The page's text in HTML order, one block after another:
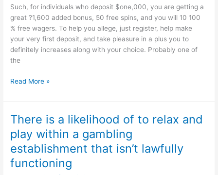
Such, for individuals who deposit $one,000, you are getting a
great ?1,600 added bonus, 50 free spins, and you will 10 100
% free wagers. To help you allege, just register, help make
your very first deposit, and take pleasure in a plus you to
definitely increases along with your choice. Probably one of
the
20
or
maybe
more,
and
you
instantly
these
of
advantages
Read More »
There is a likelihood of to relax and
play within a gambling
establishment that isn’t lawfully
functioning
There
a
likelihood
of